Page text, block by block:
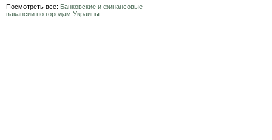
Посмотреть все: Банковские и финансовые
вакансии по городам Украины